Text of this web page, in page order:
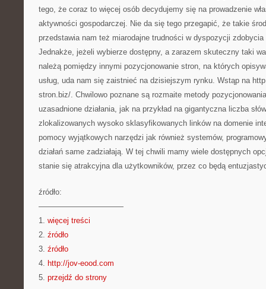
tego, że coraz to więcej osób decydujemy się na prowadzenie
aktywności gospodarczej. Nie da się tego przegapić, że takie
przedstawia nam też miarodajne trudności w dyspozycji
Jednakże, jeżeli wybierze dostępny, a zarazem skuteczny taki
należą pomiędzy innymi pozycjonowanie stron, na których
usług, uda nam się zaistnieć na dzisiejszym rynku. Wstąp na
stron.biz/. Chwilowo poznane są rozmaite metody
uzasadnione działania, jak na przykład na gigantyczna liczba
zlokalizowanych wysoko sklasyfikowanych linków na domenie
pomocy wyjątkowych narzędzi jak również systemów,
działań same zadziałają. W tej chwili mamy wiele dostępnych
stanie się atrakcyjna dla użytkowników, przez co będą
źródło:
———————————
1. więcej treści
2. źródło
3. źródło
4. http://jov-eood.com
5. przejdź do strony